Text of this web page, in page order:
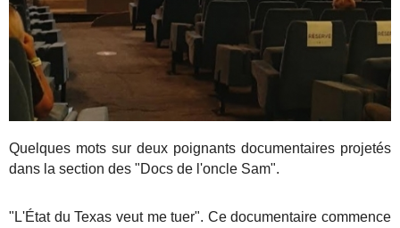
Quelques mots sur deux poignants documentaires projetés
dans la section des "Docs de l'oncle Sam".
"L'État du Texas veut me tuer". Ce documentaire commence